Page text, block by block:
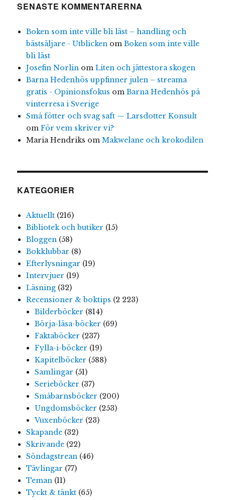
SENASTE KOMMENTARERNA
Boken som inte ville bli läst – handling och
bästsäljare - Utblicken om Boken som inte ville
bli läst
Josefin Norlin om Liten och jättestora skogen
Barna Hedenhös uppfinner julen – streama
gratis - Opinionsfokus om Barna Hedenhös på
vinterresa i Sverige
Små fötter och svag saft — Larsdotter Konsult
om För vem skriver vi?
Maria Hendriks om Makwelane och krokodilen
KATEGORIER
Aktuellt(216)
Bibliotek och butiker (15)
Bloggen(58)
Bokklubbar (8)
Efterlysningar (19)
Intervjuer (19)
Läsning(32)
Recensioner & boktips (2 223)
Bilderböcker (814)
Börja-läsa-böcker (69)
Faktaböcker (237)
Fylla-i-böcker (19)
Kapitelböcker (588)
Samlingar (51)
Serieböcker (37)
Småbarnsböcker (200)
Ungdomsböcker (253)
Vuxenböcker (23)
Skapande(32)
Skrivande(22)
Söndagstrean(46)
Tävlingar (77)
Teman(11)
Tyckt & tänkt(65)